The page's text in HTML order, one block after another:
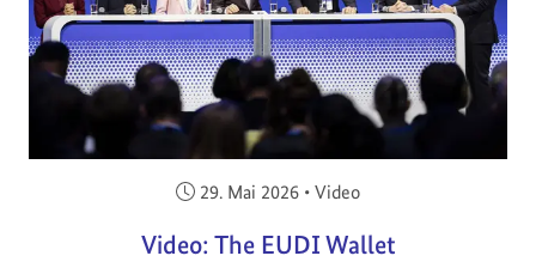
Veröffentlicht am:
29. Mai 2026 • Video
Video: The EUDI Wallet